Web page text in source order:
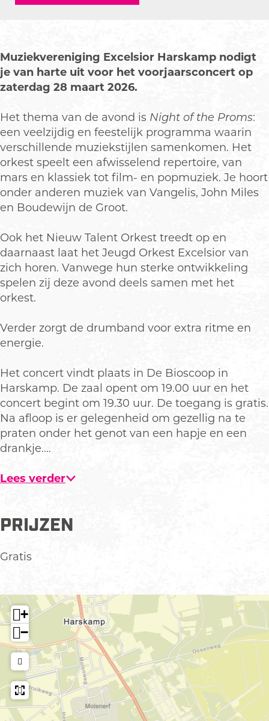
t
t
h
e
r
o
m
s
b
i
j
x
c
e
l
o
a
r
s
k
a
m
g
o
f
t
e
P
r
o
m
s
b
j
E
x
c
s
r
H
a
r
s
m
i
t
o
f
h
e
P
r
o
m
s
b
i
j
E
x
l
o
r
H
a
r
a
i
t
o
f
h
e
P
r
o
m
s
i
j
E
x
l
o
r
H
a
r
a
Muziekvereniging Excelsior Harskamp nodigt
je van harte uit voor het voorjaarsconcert op
zaterdag 28 maart 2026.
Het thema van de avond is Night of the Proms:
een veelzijdig en feestelijk programma waarin
verschillende muziekstijlen samenkomen. Het
orkest speelt een afwisselend repertoire, van
mars en klassiek tot film- en popmuziek. Je hoort
onder anderen muziek van Vangelis, John Miles
en Boudewijn de Groot.
Ook het Nieuw Talent Orkest treedt op en
daarnaast laat het Jeugd Orkest Excelsior van
zich horen. Vanwege hun sterke ontwikkeling
spelen zij deze avond deels samen met het
orkest.
Verder zorgt de drumband voor extra ritme en
energie.
Het concert vindt plaats in De Bioscoop in
Harskamp. De zaal opent om 19.00 uur en het
concert begint om 19.30 uur. De toegang is gratis.
Na afloop is er gelegenheid om gezellig na te
praten onder het genot van een hapje en een
drankje.…
Lees verder
PRIJZEN
Gratis
+
−